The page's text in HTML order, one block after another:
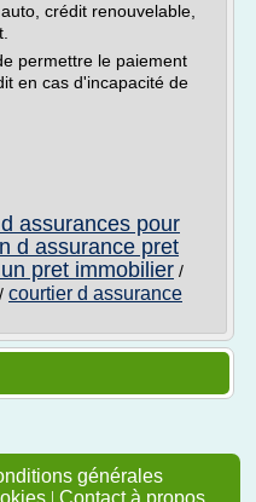
crédit renouvelable,
permettre le paiement
en cas d'incapacité de
assurances pour
d assurance pret
pret immobilier /
/ courtier d assurance
générales
| Contact à propos